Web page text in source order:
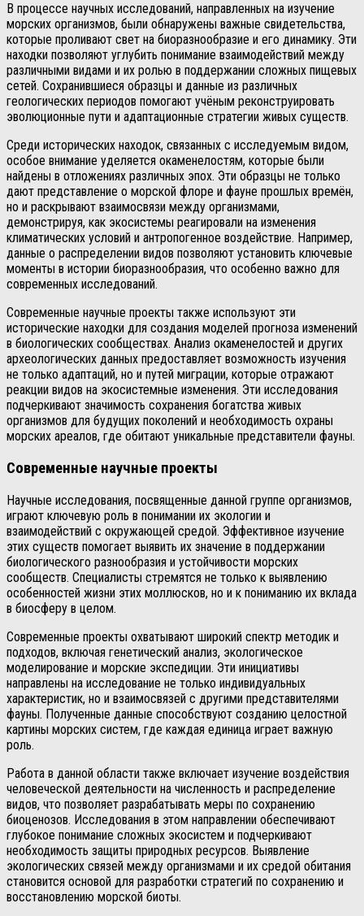
В процессе научных исследований, направленных на изучение
морских организмов, были обнаружены важные свидетельства,
которые проливают свет на биоразнообразие и его динамику. Эти
находки позволяют углубить понимание взаимодействий между
различными видами и их ролью в поддержании сложных пищевых
сетей. Сохранившиеся образцы и данные из различных
геологических периодов помогают учёным реконструировать
эволюционные пути и адаптационные стратегии живых существ.
Среди исторических находок, связанных с исследуемым видом,
особое внимание уделяется окаменелостям, которые были
найдены в отложениях различных эпох. Эти образцы не только
дают представление о морской флоре и фауне прошлых времён,
но и раскрывают взаимосвязи между организмами,
демонстрируя, как экосистемы реагировали на изменения
климатических условий и антропогенное воздействие. Например,
данные о распределении видов позволяют установить ключевые
моменты в истории биоразнообразия, что особенно важно для
современных исследований.
Современные научные проекты также используют эти
исторические находки для создания моделей прогноза изменений
в биологических сообществах. Анализ окаменелостей и других
археологических данных предоставляет возможность изучения
не только адаптаций, но и путей миграции, которые отражают
реакции видов на экосистемные изменения. Эти исследования
подчеркивают значимость сохранения богатства живых
организмов для будущих поколений и необходимость охраны
морских ареалов, где обитают уникальные представители фауны.
Современные научные проекты
Научные исследования, посвященные данной группе организмов,
играют ключевую роль в понимании их экологии и
взаимодействий с окружающей средой. Эффективное изучение
этих существ помогает выявить их значение в поддержании
биологического разнообразия и устойчивости морских
сообществ. Специалисты стремятся не только к выявлению
особенностей жизни этих моллюсков, но и к пониманию их вклада
в биосферу в целом.
Современные проекты охватывают широкий спектр методик и
подходов, включая генетический анализ, экологическое
моделирование и морские экспедиции. Эти инициативы
направлены на исследование не только индивидуальных
характеристик, но и взаимосвязей с другими представителями
фауны. Полученные данные способствуют созданию целостной
картины морских систем, где каждая единица играет важную
роль.
Работа в данной области также включает изучение воздействия
человеческой деятельности на численность и распределение
видов, что позволяет разрабатывать меры по сохранению
биоценозов. Исследования в этом направлении обеспечивают
глубокое понимание сложных экосистем и подчеркивают
необходимость защиты природных ресурсов. Выявление
экологических связей между организмами и их средой обитания
становится основой для разработки стратегий по сохранению и
восстановлению морской биоты.